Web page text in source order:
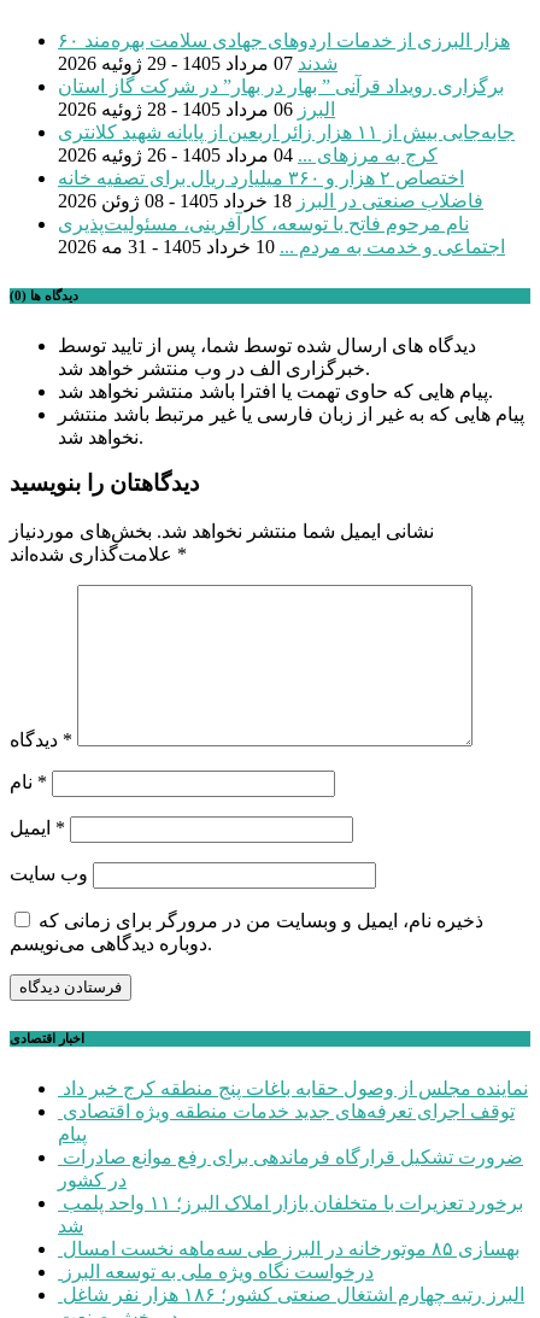
۶۰ هزار البرزی از خدمات اردوهای جهادی سلامت بهره‌مند
شدند 07 مرداد 1405 - 29 ژوئیه 2026
برگزاری رویداد قرآنی ” بهار در بهار” در شرکت گاز استان
البرز 06 مرداد 1405 - 28 ژوئیه 2026
جابه‌جایی بیش از ۱۱ هزار زائر اربعین از پایانه شهید کلانتری
کرج به مرزهای ... 04 مرداد 1405 - 26 ژوئیه 2026
اختصاص ۲ هزار و ۳۶۰ میلیارد ریال برای تصفیه خانه
فاضلاب صنعتی در البرز 18 خرداد 1405 - 08 ژوئن 2026
نام مرحوم فاتح با توسعه، کارآفرینی، مسئولیت‌پذیری
اجتماعی و خدمت به مردم ... 10 خرداد 1405 - 31 مه 2026
دیدگاه ها (0)
دیدگاه های ارسال شده توسط شما، پس از تایید توسط
خبرگزاری الف در وب منتشر خواهد شد.
پیام هایی که حاوی تهمت یا افترا باشد منتشر نخواهد شد.
پیام هایی که به غیر از زبان فارسی یا غیر مرتبط باشد منتشر
نخواهد شد.
دیدگاهتان را بنویسید
نشانی ایمیل شما منتشر نخواهد شد. بخش‌های موردنیاز
*
*
*
*
وب‌ سایت
ذخیره نام، ایمیل و وبسایت من در مرورگر برای زمانی که
دوباره دیدگاهی می‌نویسم.
اخبار اقتصادی
نماینده مجلس از وصول حقابه باغات پنج منطقه کرج خبر داد
پیام
در کشور
شد
بهسازی ۸۵ موتورخانه در البرز طی سه‌ماهه نخست امسال
درخواست نگاه ویژه ملی به توسعه البرز